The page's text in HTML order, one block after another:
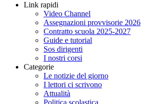
Link rapidi
Video Channel
Assegnazioni provvisorie 2026
Contratto scuola 2025-2027
Guide e tutorial
Sos dirigenti
I nostri corsi
Categorie
Le notizie del giorno
I lettori ci scrivono
Attualità
Politica scolastica